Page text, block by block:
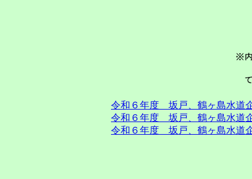
令和６年度 坂戸、鶴ヶ島水道
令和６年度 坂戸、鶴ヶ島水道
令和６年度 坂戸、鶴ヶ島水道